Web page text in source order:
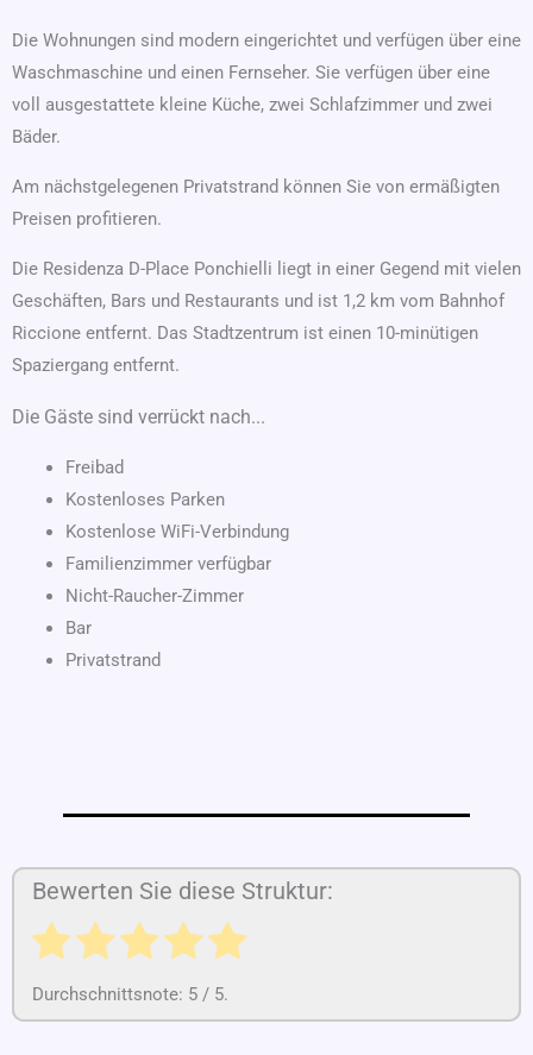
Die Wohnungen sind modern eingerichtet und verfügen über eine
Waschmaschine und einen Fernseher. Sie verfügen über eine
voll ausgestattete kleine Küche, zwei Schlafzimmer und zwei
Bäder.
Am nächstgelegenen Privatstrand können Sie von ermäßigten
Preisen profitieren.
Die Residenza D-Place Ponchielli liegt in einer Gegend mit vielen
Geschäften, Bars und Restaurants und ist 1,2 km vom Bahnhof
Riccione entfernt. Das Stadtzentrum ist einen 10-minütigen
Spaziergang entfernt.
Die Gäste sind verrückt nach...
Freibad
Kostenloses Parken
Kostenlose WiFi-Verbindung
Familienzimmer verfügbar
Nicht-Raucher-Zimmer
Bar
Privatstrand
Bewerten Sie diese Struktur:
Durchschnittsnote: 5 / 5.